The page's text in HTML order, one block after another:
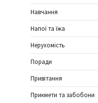
Навчання
Напої та їжа
Нерухомість
Поради
Привітання
Прикмети та забобони